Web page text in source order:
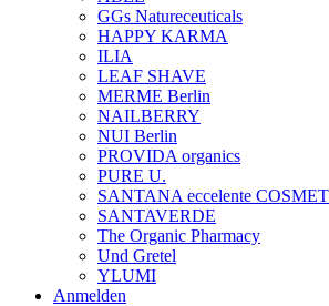
GGs Natureceuticals
HAPPY KARMA
ILIA
LEAF SHAVE
MERME Berlin
NAILBERRY
NUI Berlin
PROVIDA organics
PURE U.
SANTANA eccelente
SANTAVERDE
The Organic Pharmacy
Und Gretel
YLUMI
Anmelden